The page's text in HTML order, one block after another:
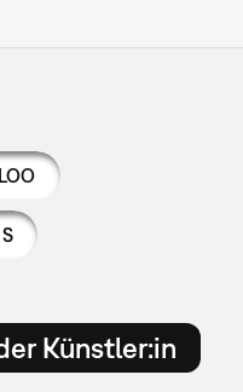
Künstler:in